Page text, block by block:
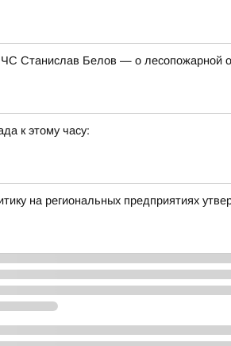
Станислав Белов — о лесопожарной
к этому часу:
на региональных предприятиях